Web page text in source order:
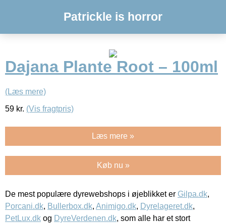
Patrickle is horror
Dajana Plante Root – 100ml
(Læs mere)
59 kr. (Vis fragtpris)
Læs mere »
Køb nu »
De mest populære dyrewebshops i øjeblikket er Gilpa.dk,
Porcani.dk, Bullerbox.dk, Animigo.dk, Dyrelageret.dk,
PetLux.dk og DyreVerdenen.dk, som alle har et stort